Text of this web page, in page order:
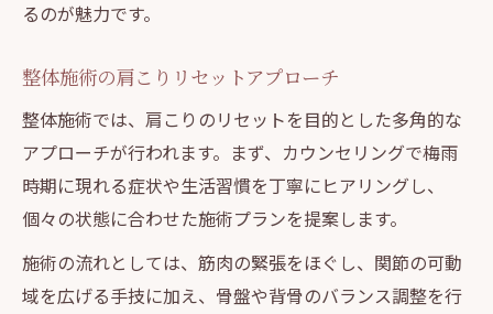
るのが魅力です。
整体施術の肩こりリセットアプローチ
整体施術では、肩こりのリセットを目的とした多角的な
アプローチが行われます。まず、カウンセリングで梅雨
時期に現れる症状や生活習慣を丁寧にヒアリングし、
個々の状態に合わせた施術プランを提案します。
施術の流れとしては、筋肉の緊張をほぐし、関節の可動
域を広げる手技に加え、骨盤や背骨のバランス調整を行